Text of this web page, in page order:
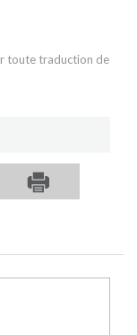
toute traduction de